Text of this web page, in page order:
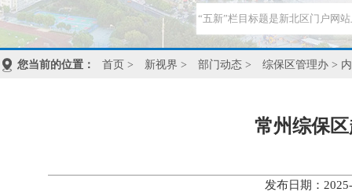
您当前的位置： 首页 > 新视界 > 部门动态 > 综保区管理办 >
常州综保
发布日期：